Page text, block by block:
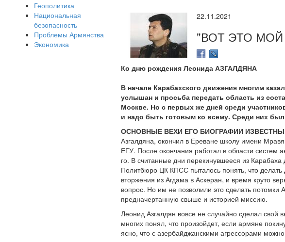
Геополитика
Национальная
безопасность
Проблемы Армянства
Экономика
22.11.2021
"ВОТ ЭТО МОЙ
Ко дню рождения Леонида АЗГАЛДЯНА
В начале Карабахского движения многим
услышан и просьба передать область из
Москве. Но с первых же дней среди
и надо быть готовым ко всему. Среди них
ОСНОВНЫЕ ВЕХИ ЕГО БИОГРАФИИ
Азгалдяна, окончил в Ереване школу имени
ЕГУ. После окончания работал в области систем
го. В считанные дни перекинувшееся из
Политбюро ЦК КПСС пыталось понять, что
вторжения из Агдама в Аскеран, и время круто
вопрос. Но им не позволили это сделать
предначертанную свыше и историей миссию.
Леонид Азгалдян вовсе не случайно сделал
многих понял, что произойдет, если армяне
ясно, что с азербайджанскими агрессорами